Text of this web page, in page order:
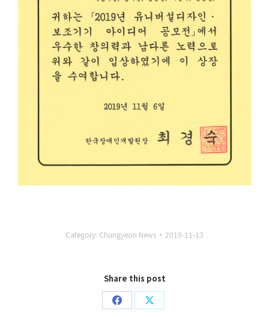
Category: Chungyeon News 2019-11-13
Share this post
Share Share